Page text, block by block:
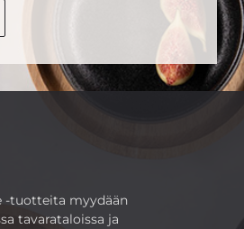
-tuotteita myydään
tavarataloissa ja